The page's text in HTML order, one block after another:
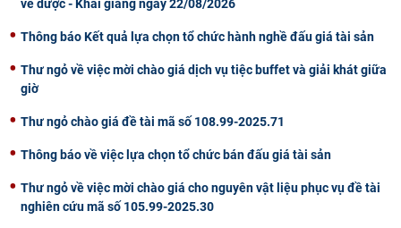
về dược - Khai giảng ngày 22/08/2026
Thông báo Kết quả lựa chọn tổ chức hành nghề đấu giá tài sản
Thư ngỏ về việc mời chào giá dịch vụ tiệc buffet và giải khát giữa
giờ
Thư ngỏ chào giá đề tài mã số 108.99-2025.71
Thông báo về việc lựa chọn tổ chức bán đấu giá tài sản
Thư ngỏ về việc mời chào giá cho nguyên vật liệu phục vụ đề tài
nghiên cứu mã số 105.99-2025.30